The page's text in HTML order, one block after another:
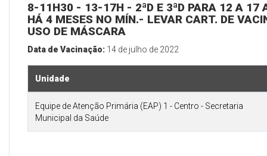
8-11H30 - 13-17H - 2ªD E 3ªD PARA 12 A 17
HÁ 4 MESES NO MÍN.- LEVAR CART. DE
USO DE MÁSCARA
Data de Vacinação: 14 de julho de 2022
Unidade
Equipe de Atenção Primária (EAP) 1 - Centro - Secretaria
Municipal da Saúde